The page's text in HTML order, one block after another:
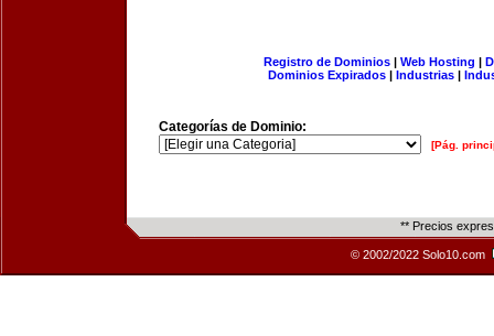
Registro de Dominios| Web Hosting |
Dominios Expirados | Industrias |
Categorías de Dominio:
[Pág.
** Precios
© 2002/2022 Solo10.com